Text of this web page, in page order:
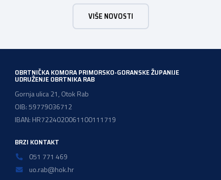
2025./2026. obrazuju temeljem programa/kurikula u
trogodišnjem trajanju za stjecanje deficitarnih obrtničkih
zanimanja, sukladno Preporukama za obrazovnu upisnu
VIŠE NOVOSTI
OBRTNIČKA KOMORA PRIMORSKO-GORANSKE ŽUPANIJE
UDRUŽENJE OBRTNIKA RAB
Gornja ulica 21, Otok Rab
OIB: 59779036712
IBAN: HR7224020061100111719
BRZI KONTAKT
051 771 469
uo.rab@hok.hr